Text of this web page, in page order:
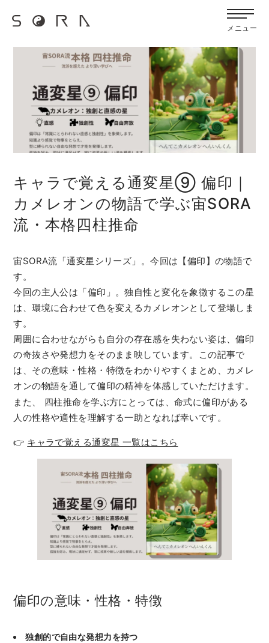
メニュー
宙SORAのブログ
キャラで覚える通変星⑨ 偏印｜
カメレオンの物語で学ぶ宙SORA
流・本格四柱推命
宙SORA流「通変星シリーズ」。今回は【偏印】の物語で
す。
今回の主人公は「偏印」。独自性と変化を象徴するこの星
は、環境に合わせて色を変えるカメレオンとして登場しま
す。
周囲に合わせながらも自分の存在感を失わない姿は、偏印
の奇抜さや発想力をそのまま映しています。この記事で
は、その意味・性格・特徴をわかりやすくまとめ、カメレ
オンの物語を通して偏印の精神を体感していただけます。
また、
四柱推命を学ぶ方にとっては、命式に偏印がある
人の性格や適性を理解する一助となれば幸いです。
👉 キャラで覚える通変星 一覧はこちら
偏印の意味・性格・特徴
独創的で自由な発想力を持つ